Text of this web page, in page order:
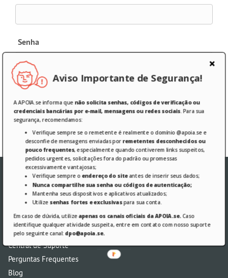
Senha
Esqueci minha senha
AJUDA
Central de Suporte
Perguntas Frequentes
Blog
A APOIA.se informa que não solicita senhas, códigos de verificação ou
credenciais bancárias por e-mail, mensagens ou redes sociais. Para sua
segurança, recomendamos:
Aviso Importante de Segurança!
Em caso de dúvida, utilizeapenas os canais oficiais da APOIA.se.Caso
identifique qualquer atividade suspeita, entre em contato com nosso suporte
pelo seguinte canal: dpo@apoia.se.
Verifique sempre se o remetente é realmente o domínio @apoia.se e
desconfie de mensagens enviadas por remetentes desconhecidos ou
pouco frequentes, especialmente quando contiverem links suspeitos,
pedidos urgentes, solicitações fora do padrão ou promessas
excessivamente vantajosas;
Verifique sempre o endereço do siteantes de inserir seus dados;
Nunca compartilhe sua senha ou códigos de autenticação;
Mantenha seus dispositivos e aplicativos atualizados;
Utilize senhas fortes e exclusivaspara sua conta.